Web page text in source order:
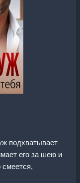
подхватывает
его за шею и
смеется,